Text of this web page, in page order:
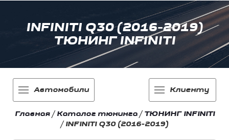
INFINITI Q30 (2016-2019)
ТЮНИНГ INFINITI
Автомобили Клиенту
Главная /Каталог тюнинга /ТЮНИНГ INFINITI
/INFINITI Q30 (2016-2019)